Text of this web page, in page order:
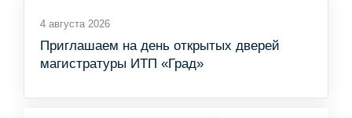
4 августа 2026
Приглашаем на день открытых дверей
магистратуры ИТП «Град»